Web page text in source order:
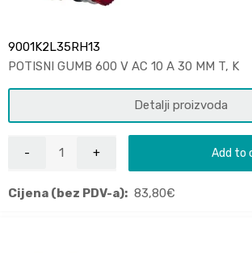
9001K2L35RH13
POTISNI GUMB 600 V AC 10 A 30 MM T, K
Detalji proizvoda
Add to
Cijena (bez PDV-a): 83,80€